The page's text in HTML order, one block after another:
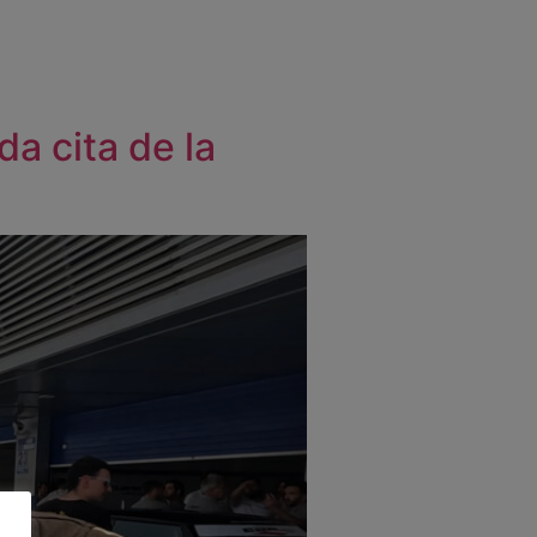
cita de la